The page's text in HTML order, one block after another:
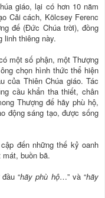
giáo, lại có hơn 10 năm
Cải cách, Kölcsey Ferenc
đế (Đức Chúa trời), đồng
linh thiêng này.
một số phận, một Thượng
chọn hình thức thể hiện
của Thiên Chúa giáo. Tác
cầu khẩn tha thiết, chân
Thượng đế hãy phù hộ,
động sáng tạo, được sống
đến những thế kỷ oanh
buồn bã.
“hãy phù hộ…” và “hãy